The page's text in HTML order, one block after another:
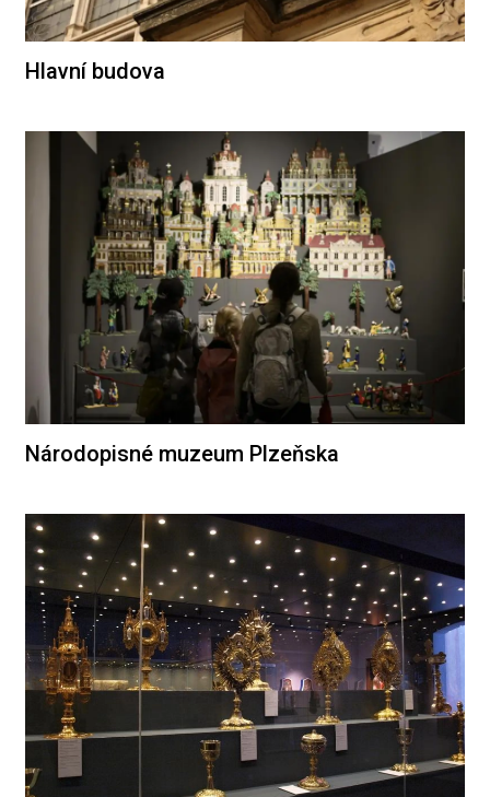
Hlavní budova
Národopisné muzeum Plzeňska